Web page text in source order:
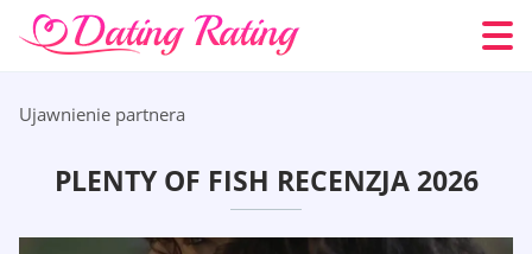
Ujawnienie partnera
PLENTY OF FISH RECENZJA 2026